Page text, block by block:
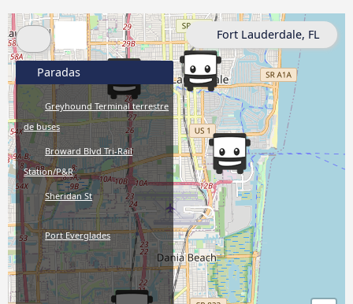
Paradas
Greyhound Terminal terrestre
de buses
Broward Blvd Tri-Rail
Station/P&R
Sheridan St
Port Everglades
Fort Lauderdale, FL